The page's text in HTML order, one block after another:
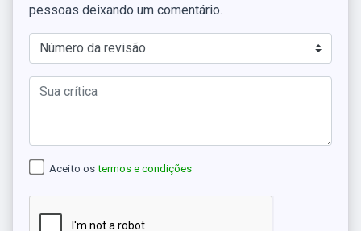
pessoas deixando um comentário.
Aceito os termos e condições